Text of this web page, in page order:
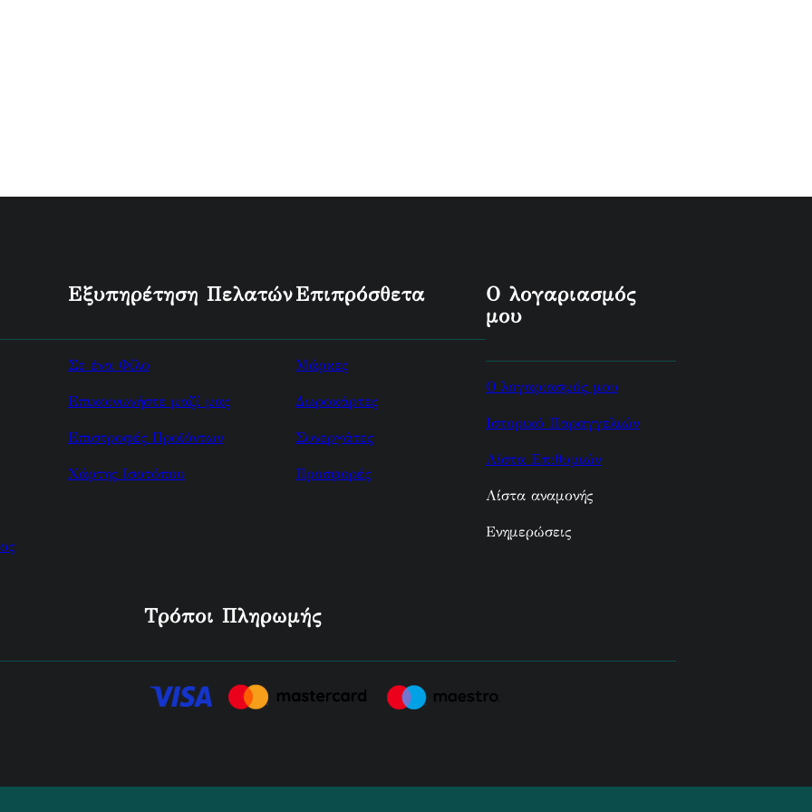
Εξυπηρέτηση Πελατών
Σε ένα Φίλο
Επικοινωνήστε μαζί μας
Επιστροφές Προϊόντων
Χάρτης Ισοτόπου
Επιπρόσθετα
Μάρκες
Δωροκάρτες
Συνεργάτες
Προσφορές
Ο λογαριασμός
μου
Ο λογαριασμός μου
Ιστορικό Παραγγελιών
Λίστα Επιθυμιών
Λίστα αναμονής
Ενημερώσεις
Τρόποι Πληρωμής